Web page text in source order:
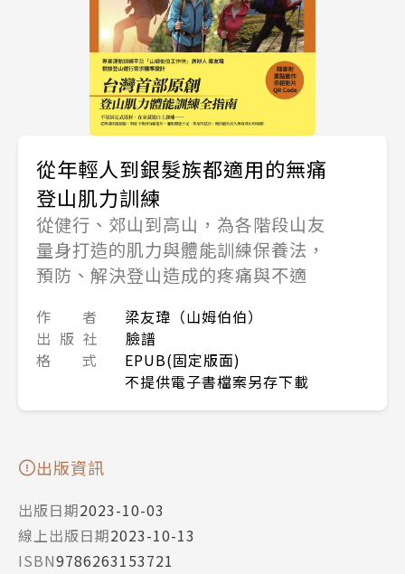
從年輕人到銀髮族都適用的無痛
登山肌力訓練
從健行、郊山到高山，為各階段山友
量身打造的肌力與體能訓練保養法，
預防、解決登山造成的疼痛與不適
作 者
梁友瑋（山姆伯伯）
出 版 社
臉譜
格 式
EPUB(固定版面)
不提供電子書檔案另存下載
出版資訊
出版日期2023-10-03
線上出版日期2023-10-13
ISBN9786263153721